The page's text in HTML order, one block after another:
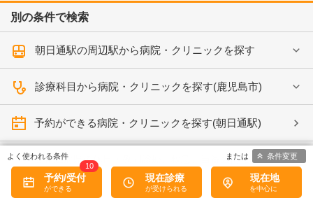
別の条件で検索
朝日通駅の周辺駅から病院・クリニックを探す
診療科目から病院・クリニックを探す(鹿児島市)
予約ができる病院・クリニックを探す(朝日通駅)
各都道府県の休日・夜間診療、救急、当番医情報
予約/受付
10
現在診療 現在地
条件変更